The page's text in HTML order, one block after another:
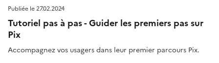
Publiée le27.02.2024
Tutoriel pas à pas - Guider les premiers pas sur
Pix
Accompagnez vos usagers dans leur premier parcours Pix.